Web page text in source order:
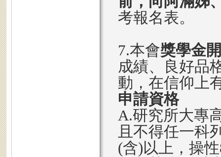
考報名表。
7.本會獎學金
成績、良好品
動，在信仰上
申請資格
A.研究所大專
且不得任一科
(含)以上，操